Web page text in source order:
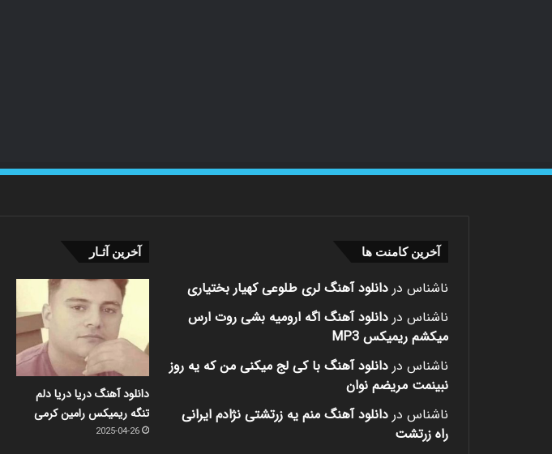
آخرین کامنت ها
ناشناس در دانلود آهنگ لری طلوعی کهیار بختیاری
ناشناس در دانلود آهنگ اگه ارومیه بشی روت ارس
میکشم ریمیکس MP3
ناشناس در دانلود آهنگ با کی لج میکنی من که یه روز
نبینمت مریضم نوان
ناشناس در دانلود آهنگ منم یه زرتشتی نژادم ایرانی
راه زرتشت
آخرین آثـار
دانلود آهنگ دریا دریا دلم
تنگه ریمیکس رامین کرمی
2025-04-26